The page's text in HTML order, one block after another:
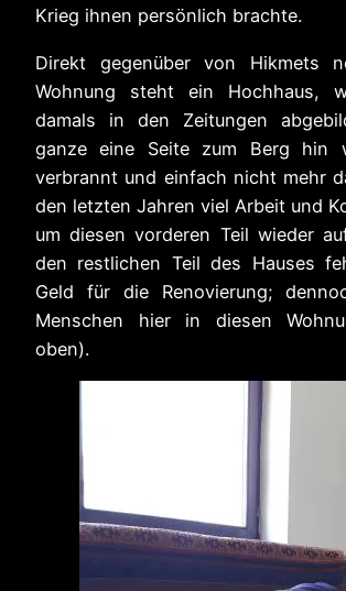
Krieg ihnen persönlich brachte.
Direkt gegenüber von Hikmets
Wohnung steht ein Hochhaus,
damals in den Zeitungen
ganze eine Seite zum Berg hin
verbrannt und einfach nicht mehr
den letzten Jahren viel Arbeit und
um diesen vorderen Teil wieder
den restlichen Teil des Hauses
Geld für die Renovierung;
Menschen hier in diesen
oben).